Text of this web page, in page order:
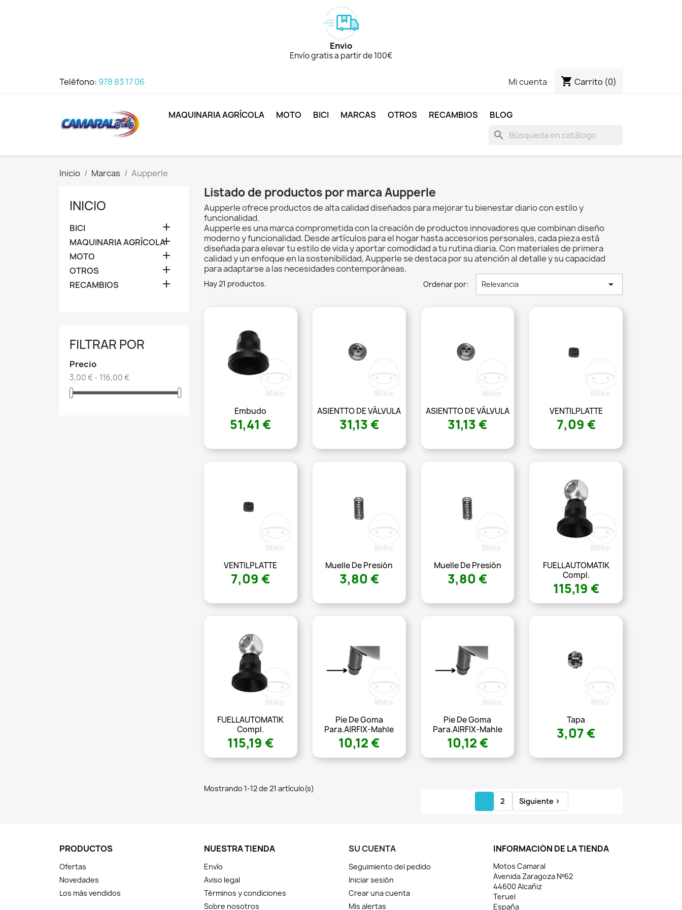
Envio
Envío gratis a partir de 100€
Teléfono: 978 83 17 06 Mi cuenta shopping_cart Carrito (0)
MAQUINARIA AGRÍCOLA MOTO BICI MARCAS OTROS RECAMBIOS BLOG
search
Inicio Marcas Aupperle
INICIO
BICI 
MAQUINARIA AGRÍCOLA
MOTO 
OTROS 
RECAMBIOS 
FILTRAR POR
Precio
3,00 € - 116,00 €
Listado de productos por marca Aupperle
Aupperle ofrece productos de alta calidad diseñados para mejorar tu bienestar diario con estilo y
funcionalidad.
Aupperle es una marca comprometida con la creación de productos innovadores que combinan diseño
moderno y funcionalidad. Desde artículos para el hogar hasta accesorios personales, cada pieza está
diseñada para elevar tu estilo de vida y aportar comodidad a tu rutina diaria. Con materiales de primera
calidad y un enfoque en la sostenibilidad, Aupperle se destaca por su atención al detalle y su capacidad
para adaptarse a las necesidades contemporáneas.
Hay 21 productos. Ordenar por: Relevancia 
Embudo
51,41 €
ASIENTTO DE VÁLVULA
31,13 €
ASIENTTO DE VÁLVULA
31,13 €
VENTILPLATTE
7,09 €
VENTILPLATTE
7,09 €
Muelle De Presión
3,80 €
Muelle De Presión
3,80 €
FUELLAUTOMATIK
Compl.
115,19 €
FUELLAUTOMATIK
Compl.
115,19 €
Pie De Goma
Para.AIRFIX-Mahle
10,12 €
Pie De Goma
Para.AIRFIX-Mahle
10,12 €
Tapa
3,07 €
Mostrando 1-12 de 21 artículo(s)
2 Siguiente 
PRODUCTOS
Ofertas
Novedades
Los más vendidos
NUESTRA TIENDA
Envío
Aviso legal
Términos y condiciones
Sobre nosotros
SU CUENTA
Seguimiento del pedido
Iniciar sesión
Crear una cuenta
Mis alertas
INFORMACIÓN DE LA TIENDA
Motos Camaral
Avenida Zaragoza Nº62
44600 Alcañiz
Teruel
España